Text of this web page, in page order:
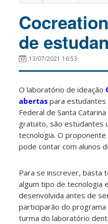
de
13/07/2021 16:53
O laboratório de ideação
abertas para estudantes
Federal de Santa
gratuito, são estudantes
tecnologia. O proponente
pode contar com alunos
Para se inscrever, basta
algum tipo de tecnologia
desenvolvida antes de
participarão do programa
turma do laboratório